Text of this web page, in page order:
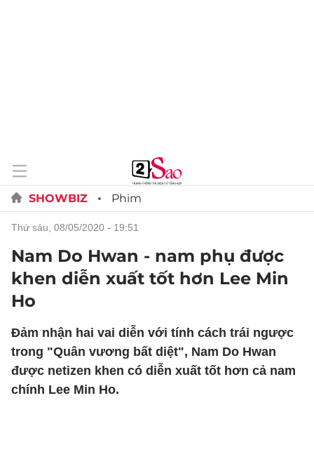
SHOWBIZ Phim
thứ sáu, 08/05/2020 - 19:51
Nam Do Hwan - nam phụ được
khen diễn xuất tốt hơn Lee Min
Ho
Đảm nhận hai vai diễn với tính cách trái ngược
trong "Quân vương bất diệt", Nam Do Hwan
được netizen khen có diễn xuất tốt hơn cả nam
chính Lee Min Ho.